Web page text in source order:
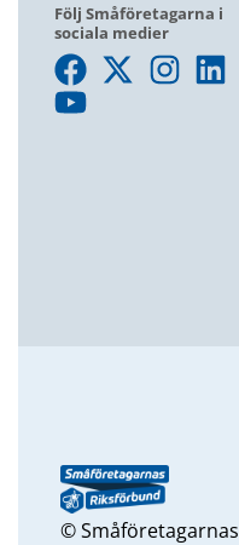
Följ Småföretagarna i
sociala medier
© Småföretagarnas